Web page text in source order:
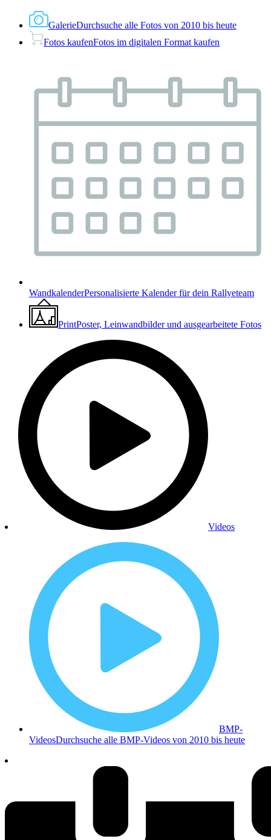
GalerieDurchsuche alle Fotos von 2010 bis heute
Fotos kaufenFotos im digitalen Format kaufen
WandkalenderPersonalisierte Kalender für dein Rallyeteam
PrintPoster, Leinwandbilder und ausgearbeitete Fotos
Videos
BMP-
VideosDurchsuche alle BMP-Videos von 2010 bis heute